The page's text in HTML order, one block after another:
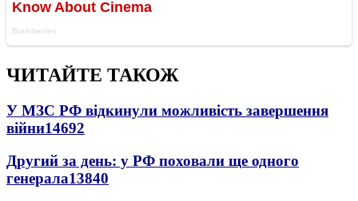
ЧИТАЙТЕ ТАКОЖ
У МЗС РФ відкинули можливість завершення
війни14692
Другий за день: у РФ поховали ще одного
генерала13840